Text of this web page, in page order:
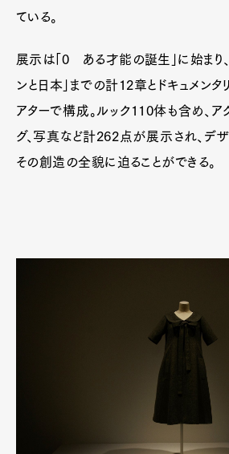
ている。
展示は「0 ある才能の誕生」に始まり、
ンと日本」までの計12章とドキュメン
アターで構成。ルック110体も含め、ア
グ、写真など計262点が展示され、デ
その創造の全貌に迫ることができる。